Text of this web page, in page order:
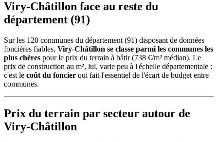
Viry-Châtillon face au reste du
département (91)
Sur les 120 communes du département (91) disposant de données
foncières fiables, Viry-Châtillon se classe parmi les communes les
plus chères pour le prix du terrain à bâtir (738 €/m² médian). Le
prix de construction au m², lui, varie peu à l'échelle départementale :
c'est le coût du foncier qui fait l'essentiel de l'écart de budget entre
communes.
Prix du terrain par secteur autour de
Viry-Châtillon